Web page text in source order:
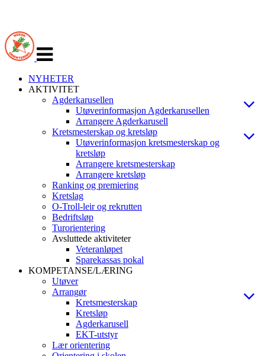
navigasjon
NYHETER
AKTIVITET
Agderkarusellen
Utøverinformasjon Agderkarusellen
Arrangere Agderkarusell
Kretsmesterskap og kretsløp
Utøverinformasjon kretsmesterskap og
kretsløp
Arrangere kretsmesterskap
Arrangere kretsløp
Ranking og premiering
Kretslag
O-Troll-leir og rekrutten
Bedriftsløp
Turorientering
Avsluttede aktiviteter
Veteranløpet
Sparekassas pokal
KOMPETANSE/LÆRING
Utøver
Arrangør
Kretsmesterskap
Kretsløp
Agderkarusell
EKT-utstyr
Lær orientering